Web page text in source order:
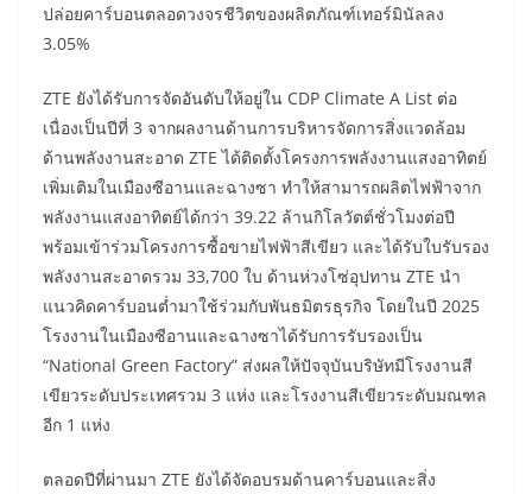
ปล่อยคาร์บอนตลอดวงจรชีวิตของผลิตภัณฑ์เทอร์มินัลลง
3.05%
ZTE ยังได้รับการจัดอันดับให้อยู่ใน CDP Climate A List ต่อ
เนื่องเป็นปีที่ 3 จากผลงานด้านการบริหารจัดการสิ่งแวดล้อม
ด้านพลังงานสะอาด ZTE ได้ติดตั้งโครงการพลังงานแสงอาทิตย์
เพิ่มเติมในเมืองซีอานและฉางซา ทำให้สามารถผลิตไฟฟ้าจาก
พลังงานแสงอาทิตย์ได้กว่า 39.22 ล้านกิโลวัตต์ชั่วโมงต่อปี
พร้อมเข้าร่วมโครงการซื้อขายไฟฟ้าสีเขียว และได้รับใบรับรอง
พลังงานสะอาดรวม 33,700 ใบ ด้านห่วงโซ่อุปทาน ZTE นำ
แนวคิดคาร์บอนต่ำมาใช้ร่วมกับพันธมิตรธุรกิจ โดยในปี 2025
โรงงานในเมืองซีอานและฉางซาได้รับการรับรองเป็น
“National Green Factory” ส่งผลให้ปัจจุบันบริษัทมีโรงงานสี
เขียวระดับประเทศรวม 3 แห่ง และโรงงานสีเขียวระดับมณฑล
อีก 1 แห่ง
ตลอดปีที่ผ่านมา ZTE ยังได้จัดอบรมด้านคาร์บอนและสิ่ง